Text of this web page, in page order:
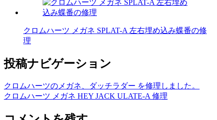
クロムハーツ メガネ SPLAT-A 左右埋め込み蝶番の修
理
投稿ナビゲーション
クロムハーツのメガネ、ダッチラダー を修理しました。
クロムハーツ メガネ HEY JACK ULATE-A 修理